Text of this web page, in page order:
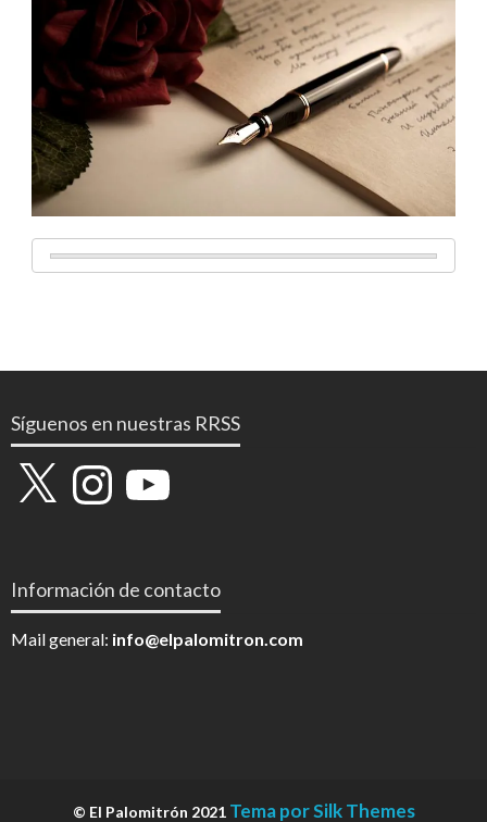
Síguenos en nuestras RRSS
X InstagramYouTube
Información de contacto
Mail general: info@elpalomitron.com
© El Palomitrón 2021 Tema por Silk Themes